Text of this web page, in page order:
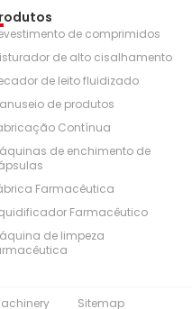
de comprimidos
de alto cisalhamento
de leito fluidizado
de produtos
Contínua
de enchimento de
Farmacêutica
Farmacêutico
de limpeza
Sitemap